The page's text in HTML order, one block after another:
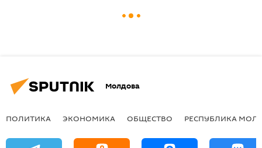
Молдова
ПОЛИТИКА ЭКОНОМИКА ОБЩЕСТВО РЕСПУБЛИКА